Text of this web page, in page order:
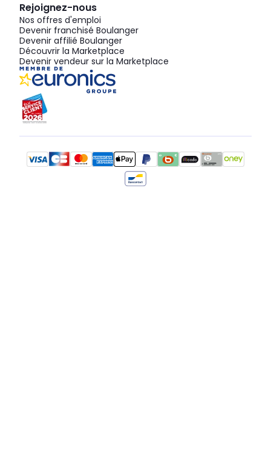
Rejoignez-nous
Nos offres d'emploi
Devenir franchisé Boulanger
Devenir affilié Boulanger
Découvrir la Marketplace
Devenir vendeur sur la Marketplace